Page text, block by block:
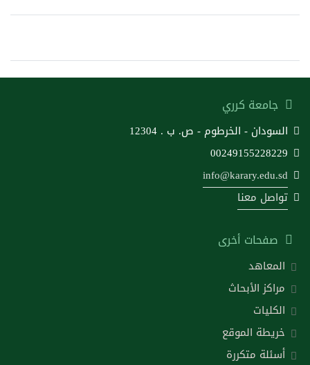
جامعة كرري
السودان - الخرطوم - ص. ب . 12304
00249155228229
info@karary.edu.sd
تواصل معنا
صفحات أخرى
المعاهد
مراكز الأبحاث
الكليات
خريطة الموقع
أسئلة متكررة